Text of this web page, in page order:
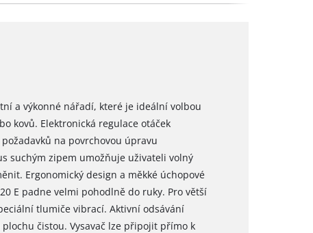
a výkonné nářadí, které je ideální volbou
kovů. Elektronická regulace otáček
na povrchovou úpravu
suchým zipem umožňuje uživateli volný
Ergonomický design a měkké úchopové
E padne velmi pohodlně do ruky. Pro větší
tlumiče vibrací. Aktivní odsávání
čistou. Vysavač lze připojit přímo k